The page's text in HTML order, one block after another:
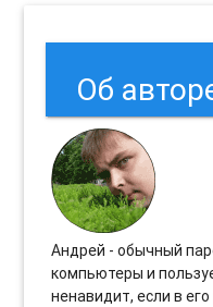
Об
Андрей - обычный
компьютеры и
ненавидит, если в